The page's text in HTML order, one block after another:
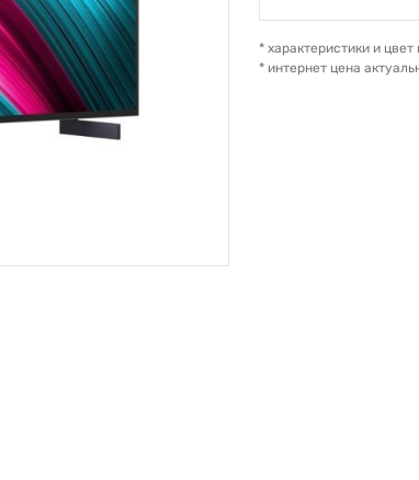
* характеристики и
* интернет цена